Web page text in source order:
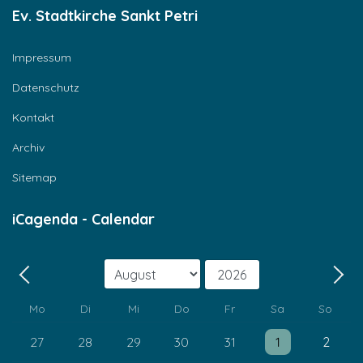
Ev. Stadtkirche Sankt Petri
Impressum
Datenschutz
Kontakt
Archiv
Sitemap
iCagenda - Calendar
Zurück - Monat
Jahr
Mo
Di Mi Do Fr Sa So
27 28 29 30 31
Einzelne Veranstaltung
1
Einzelne 2